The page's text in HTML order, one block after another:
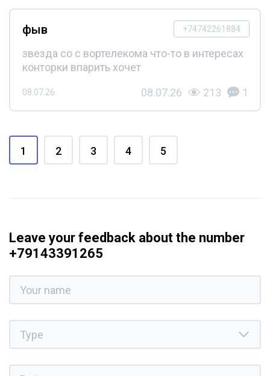
+74742261884
фыв
звезда со с вортелекома что-то в интересах
конторки впарить хочет
08.07.26 08.07.26 213 1
1 2 3 4 5
Leave your feedback about the number
+79143391265